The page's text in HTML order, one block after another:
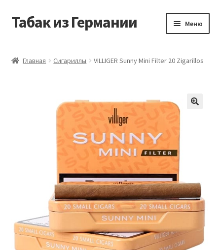
Перейти
Перейти
Табак из Германии Меню
Оформление заказа
Табак на заказ
Главная Сигариллы VILLIGER Sunny Mini Filter 20 Zigarillos